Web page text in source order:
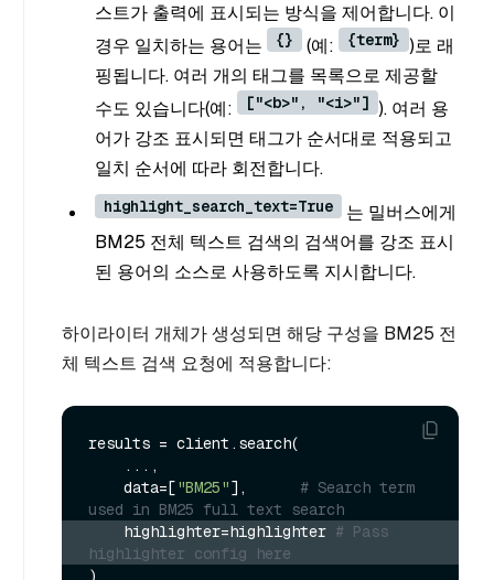
스트가 출력에 표시되는 방식을 제어합니다. 이
경우 일치하는 용어는
{} (예: {term} )로 래
핑됩니다. 여러 개의 태그를 목록으로 제공할
수도 있습니다(예:
["<b>", "<i>"] ). 여러 용
어가 강조 표시되면 태그가 순서대로 적용되고
일치 순서에 따라 회전합니다.
highlight_search_text=True
는 밀버스에게
BM25 전체 텍스트 검색의 검색어를 강조 표시
된 용어의 소스로 사용하도록 지시합니다.
하이라이터 개체가 생성되면 해당 구성을 BM25 전
체 텍스트 검색 요청에 적용합니다:
results = client.search(
    data=[
"BM25"], # Search term
used in BM25 full text search
    highlighter=highlighter
# Pass
highlighter config here